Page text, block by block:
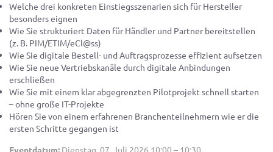
Welche drei konkreten Einstiegsszenarien sich für Hersteller
besonders eignen
Wie Sie strukturiert Daten für Händler und Partner bereitstellen
(z. B. PIM/ETIM/eCl@ss)
Wie Sie digitale Bestell- und Auftragsprozesse effizient aufsetzen
Wie Sie neue Vertriebskanäle durch digitale Anbindungen
erschließen
Wie Sie mit einem klar abgegrenzten Pilotprojekt schnell starten
– ohne große IT-Projekte
Hören Sie von einem erfahrenen Branchenteilnehmern wie er die
ersten Schritte gegangen ist
Eventdatum: Dienstag, 07. Juli 2026 10:00 – 10:30